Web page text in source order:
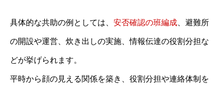
具体的な共助の例としては、 安否確認の班編成 、避難所
の開設や運営、炊き出しの実施、情報伝達の役割分担な
どが挙げられます。
平時から顔の見える関係を築き、役割分担や連絡体制を